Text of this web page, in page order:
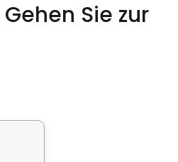
Gehen Sie zur